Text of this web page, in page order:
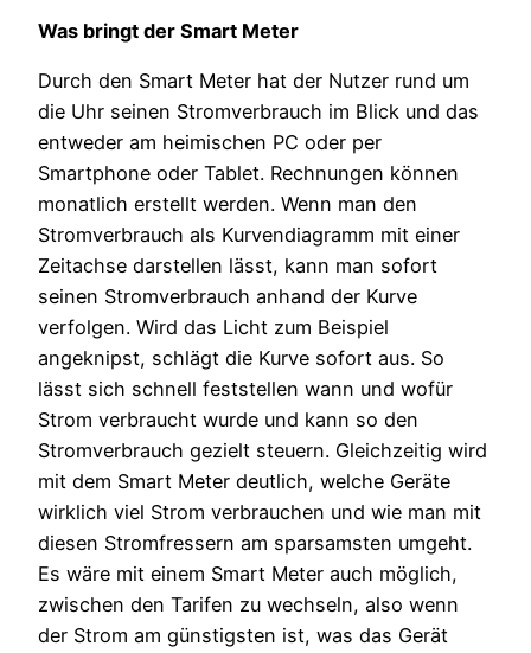
Was bringt der Smart Meter
Durch den Smart Meter hat der Nutzer rund um
die Uhr seinen Stromverbrauch im Blick und das
entweder am heimischen PC oder per
Smartphone oder Tablet. Rechnungen können
monatlich erstellt werden. Wenn man den
Stromverbrauch als Kurvendiagramm mit einer
Zeitachse darstellen lässt, kann man sofort
seinen Stromverbrauch anhand der Kurve
verfolgen. Wird das Licht zum Beispiel
angeknipst, schlägt die Kurve sofort aus. So
lässt sich schnell feststellen wann und wofür
Strom verbraucht wurde und kann so den
Stromverbrauch gezielt steuern. Gleichzeitig wird
mit dem Smart Meter deutlich, welche Geräte
wirklich viel Strom verbrauchen und wie man mit
diesen Stromfressern am sparsamsten umgeht.
Es wäre mit einem Smart Meter auch möglich,
zwischen den Tarifen zu wechseln, also wenn
der Strom am günstigsten ist, was das Gerät